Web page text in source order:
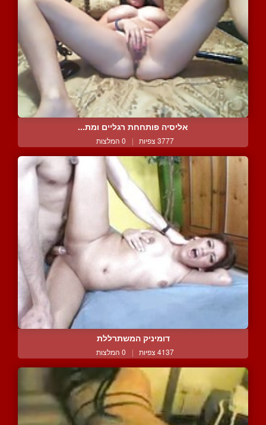
אליסיה פותחחת רגליים ומת...
3777 צפיות | 0 המלצות
דומיניק המשתרללת
4137 צפיות | 0 המלצות